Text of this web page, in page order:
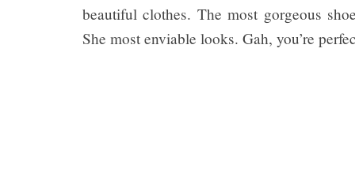
beautiful clothes. The most gorgeous
She most enviable looks. Gah, you’re